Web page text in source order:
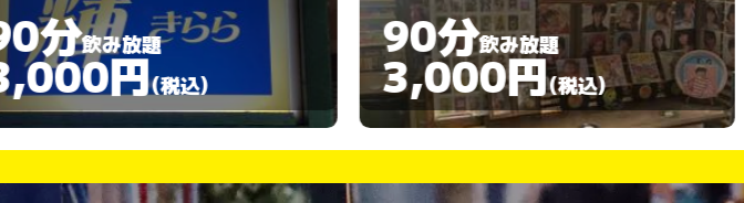
90分
3,000円 (税込)
90分飲み放題
3,000円